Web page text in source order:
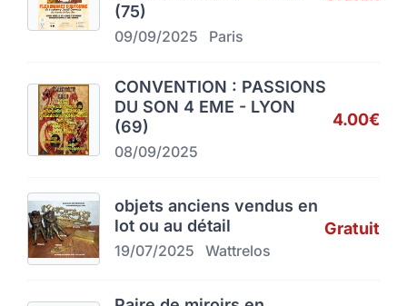
(75)
09/09/2025 Paris
CONVENTION : PASSIONS
DU SON 4 EME - LYON
(69)
08/09/2025
4.00€
objets anciens vendus en
lot ou au détail
19/07/2025 Wattrelos
Gratuit